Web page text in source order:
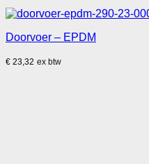
Doorvoer – EPDM
€ 23,32 ex btw